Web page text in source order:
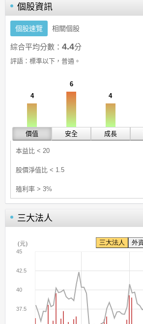
個股資訊
個股速覽 相關個股
綜合平均分數： 4.4分
評語： 標準以下，普通。
4
價值
6
安全
4
成長
本益比 < 20
股價淨值比 < 1.5
殖利率 > 3%
三大法人